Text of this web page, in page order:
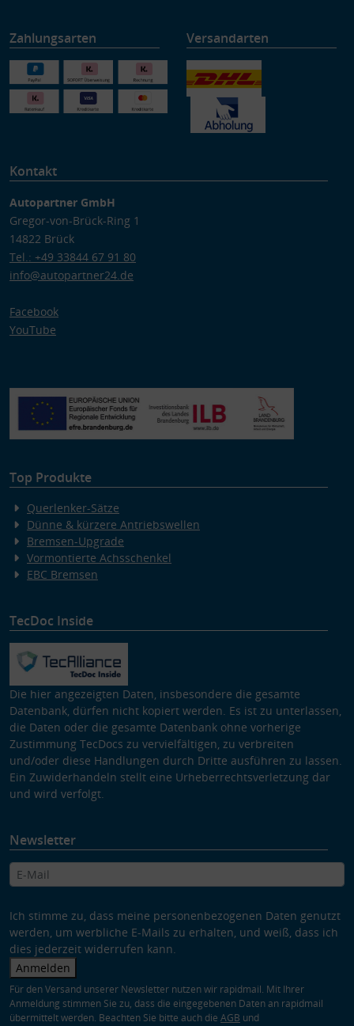
Zahlungsarten Versandarten
Kontakt
Autopartner GmbH
Gregor-von-Brück-Ring 1
14822 Brück
Tel.: +49 33844 67 91 80
info@autopartner24.de
Facebook
YouTube
Top Produkte
Querlenker-Sätze
Dünne & kürzere Antriebswellen
Bremsen-Upgrade
Vormontierte Achsschenkel
EBC Bremsen
TecDoc Inside
Die hier angezeigten Daten, insbesondere die gesamte
Datenbank, dürfen nicht kopiert werden. Es ist zu unterlassen,
die Daten oder die gesamte Datenbank ohne vorherige
Zustimmung TecDocs zu vervielfältigen, zu verbreiten
und/oder diese Handlungen durch Dritte ausführen zu lassen.
Ein Zuwiderhandeln stellt eine Urheberrechtsverletzung dar
und wird verfolgt.
Newsletter
Ich stimme zu, dass meine personenbezogenen Daten genutzt
werden, um werbliche E-Mails zu erhalten, und weiß, dass ich
dies jederzeit widerrufen kann.
Anmelden
Für den Versand unserer Newsletter nutzen wir rapidmail. Mit Ihrer
Anmeldung stimmen Sie zu, dass die eingegebenen Daten an rapidmail
übermittelt werden. Beachten Sie bitte auch die AGB und